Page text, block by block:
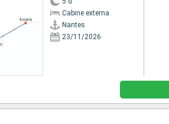
Cabine externa
Nantes
23/11/2026